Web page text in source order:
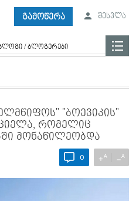
გამოწერა შესვლა
/ ბლოგერები
"ბოევიკის"
რომელიც
მონაწილეობდა
0 +A −A